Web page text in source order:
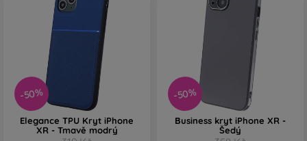
-50%
Elegance TPU Kryt iPhone
XR - Tmavě modrý
-50%
Business kryt iPhone XR -
Šedý